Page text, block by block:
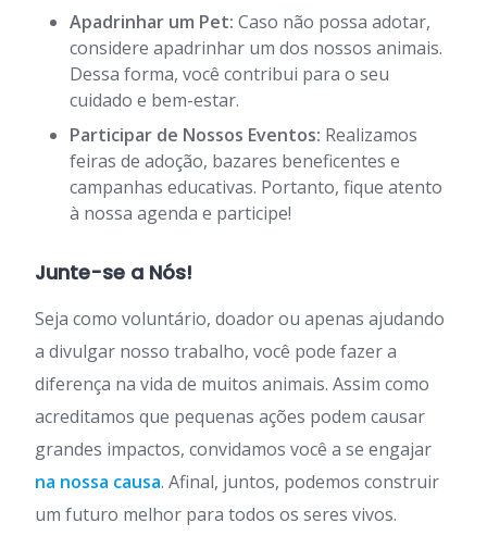
Apadrinhar um Pet: Caso não possa adotar,
considere apadrinhar um dos nossos animais.
Dessa forma, você contribui para o seu
cuidado e bem-estar.
Participar de Nossos Eventos: Realizamos
feiras de adoção, bazares beneficentes e
campanhas educativas. Portanto, fique atento
à nossa agenda e participe!
Junte-se a Nós!
Seja como voluntário, doador ou apenas ajudando
a divulgar nosso trabalho, você pode fazer a
diferença na vida de muitos animais. Assim como
acreditamos que pequenas ações podem causar
grandes impactos, convidamos você a se engajar
na nossa causa. Afinal, juntos, podemos construir
um futuro melhor para todos os seres vivos.